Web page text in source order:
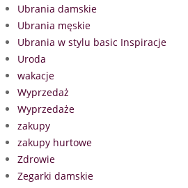
Ubrania damskie
Ubrania męskie
Ubrania w stylu basic Inspiracje
Uroda
wakacje
Wyprzedaż
Wyprzedaże
zakupy
zakupy hurtowe
Zdrowie
Zegarki damskie